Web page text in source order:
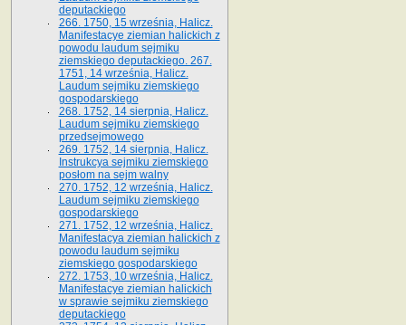
deputackiego
266. 1750, 15 września, Halicz.
Manifestacye ziemian halickich z
powodu laudum sejmiku
ziemskiego deputackiego. 267.
1751, 14 września, Halicz.
Laudum sejmiku ziemskiego
gospodarskiego
268. 1752, 14 sierpnia, Halicz.
Laudum sejmiku ziemskiego
przedsejmowego
269. 1752, 14 sierpnia, Halicz.
Instrukcya sejmiku ziemskiego
posłom na sejm walny
270. 1752, 12 września, Halicz.
Laudum sejmiku ziemskiego
gospodarskiego
271. 1752, 12 września, Halicz.
Manifestacya ziemian halickich z
powodu laudum sejmiku
ziemskiego gospodarskiego
272. 1753, 10 września, Halicz.
Manifestacye ziemian halickich
w sprawie sejmiku ziemskiego
deputackiego